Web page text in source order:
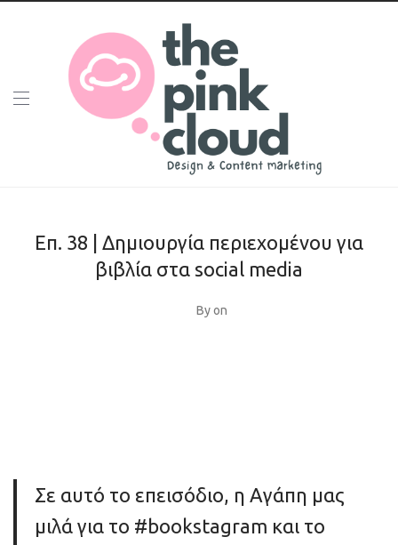
Eπ. 38 | Δημιουργία περιεχομένου για
βιβλία στα social media
Byon
Σε αυτό το επεισόδιο, η Αγάπη μας
μιλά για το #bookstagram και το